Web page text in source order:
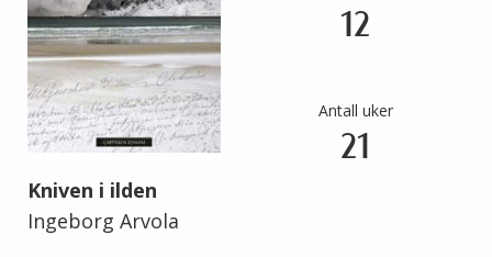
Kniven i ilden
Ingeborg Arvola
12
Antall uker
21